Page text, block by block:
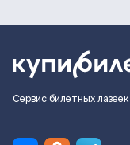
Сервис билетных лазеек